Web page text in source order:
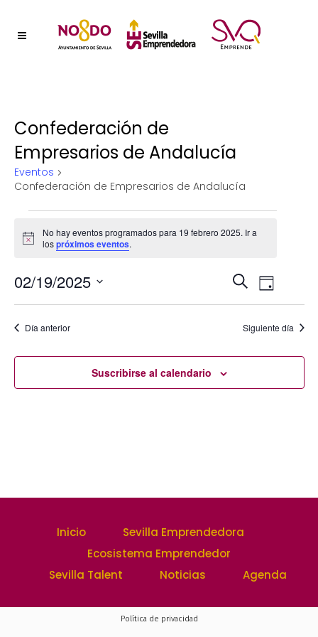
Confederación de
Empresarios de Andalucía
Eventos
Confederación de Empresarios de Andalucía
Eventos
en
19
febrero
2025
Aviso
No hay eventos programados para 19 febrero 2025. Ir a
lospróximos eventos.
de
y
Buscar
de
vistas
de
Día
02/19/2025
Selecciona
Día anterior Siguiente día
Suscribirse al calendario
Inicio
Sevilla Emprendedora
Ecosistema Emprendedor
Sevilla Talent
Noticias Agenda
Política de privacidad